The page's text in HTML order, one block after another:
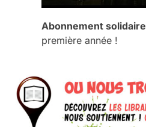
Abonnement solidaire
première année !